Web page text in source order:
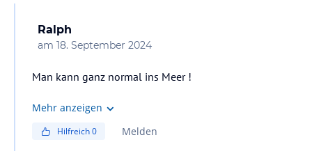
Ralph
am 18. September 2024
Man kann ganz normal ins Meer !
Mehr anzeigen
Hilfreich0 Melden